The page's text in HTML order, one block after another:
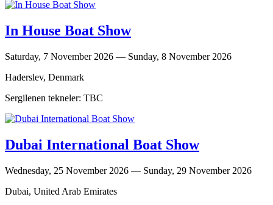
In House Boat Show
Saturday, 7 November 2026 — Sunday, 8 November 2026
Haderslev, Denmark
Sergilenen tekneler: TBC
Dubai International Boat Show
Wednesday, 25 November 2026 — Sunday, 29 November 2026
Dubai, United Arab Emirates